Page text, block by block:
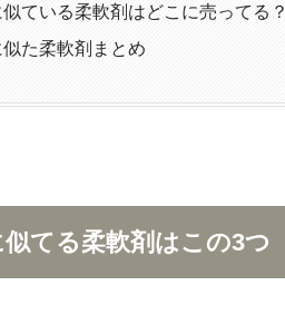
ている柔軟剤はどこに売ってる？
た柔軟剤まとめ
てる柔軟剤はこの3つ